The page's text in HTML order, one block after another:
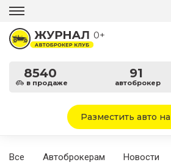
0+
8540
в продаже
91
автоброкер
Разместить авто
Все Автоброкерам Новости